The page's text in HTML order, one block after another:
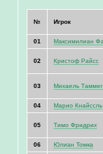
№ Игрок
01 Максимилиан
02 Кристоф Райсс
03 Михаель
04 Марио Кнайссль
05 Тимо Фридрих
06 Юлиан Томка